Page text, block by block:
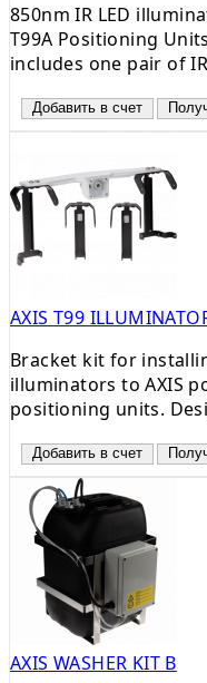
850nm IR LED
T99A Positioning
includes one pair of
Добавить в счет
AXIS T99
Bracket kit for
illuminators to AXIS
positioning units.
Добавить в счет
AXIS WASHER KIT B